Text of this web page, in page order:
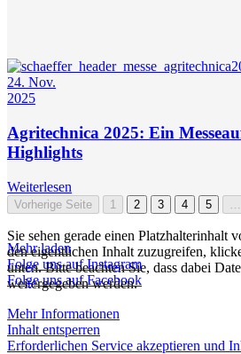
24. Nov.
2025
Agritechnica 2025: Ein
Highlights
Weiterlesen
Vorherige Seite 1 2 3 4 5
Sie sehen gerade einen Platzhalterinhalt
den eigentlichen Inhalt zuzugreifen,
unten. Bitte beachten Sie, dass dabei
weitergegeben werden.
Mehr Informationen
Inhalt entsperren
Erforderlichen Service akzeptieren und
Mehr laden
Folge uns auf Instagram
Folge uns auf Facebook